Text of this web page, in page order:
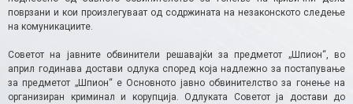
поврзани и кои произлегуваат од содржината на незаконското следење
на комуникациите.
Советот на јавните обвинители решавајќи за предметот „Шпион“, во
април годинава достави одлука според која надлежно за постапување
за предметот „Шпион“ е Основното јавно обвинителство за гонење на
организиран криминал и корупција. Одлуката Советот ја достави до